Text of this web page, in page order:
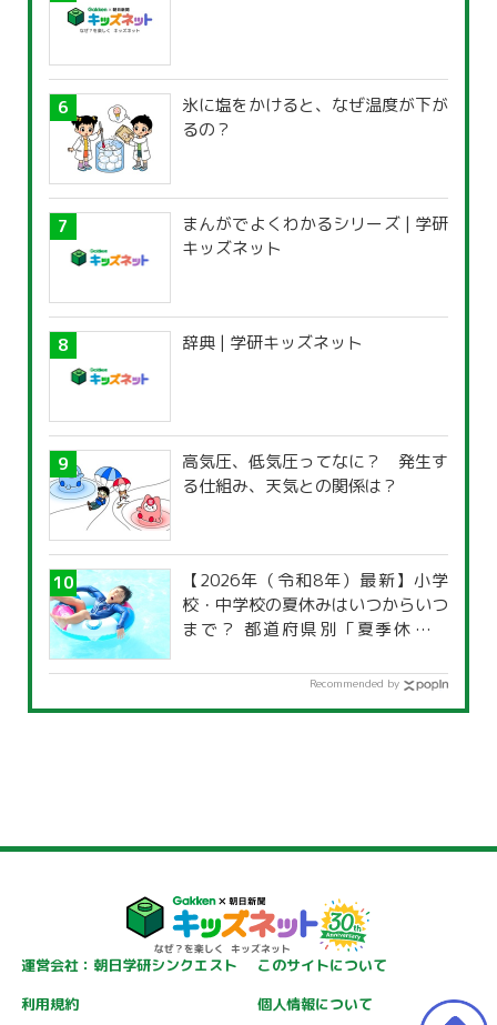
氷に塩をかけると、なぜ温度が下が
るの？
まんがでよくわかるシリーズ | 学研
キッズネット
辞典 | 学研キッズネット
高気圧、低気圧ってなに？ 発生す
る仕組み、天気との関係は？
【2026年（令和8年）最新】小学
校・中学校の夏休みはいつからいつ
まで？ 都道府県別「夏季休暇一
Recommended by
運営会社：朝日学研シンクエスト
このサイトについて
利用規約
個人情報について